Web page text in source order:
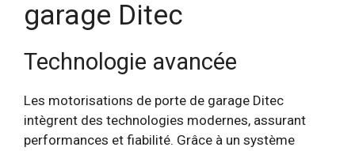
garage Ditec
Technologie avancée
Les motorisations de porte de garage Ditec
intègrent des technologies modernes, assurant
performances et fiabilité. Grâce à un système